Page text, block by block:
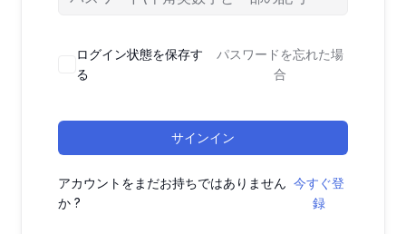
ログイン状態を保存す
る
パスワードを忘れた場
合
サインイン
アカウントをまだお持ちではありません
か ?
今すぐ登
録